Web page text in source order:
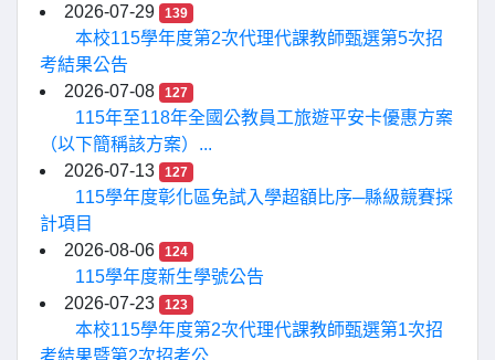
2026-07-29
139
本校115學年度第2次代理代課教師甄選第5次招
考結果公告
2026-07-08
127
115年至118年全國公教員工旅遊平安卡優惠方案
（以下簡稱該方案）...
2026-07-13
127
115學年度彰化區免試入學超額比序─縣級競賽採
計項目
2026-08-06
124
115學年度新生學號公告
2026-07-23
123
本校115學年度第2次代理代課教師甄選第1次招
考結果暨第2次招考公...